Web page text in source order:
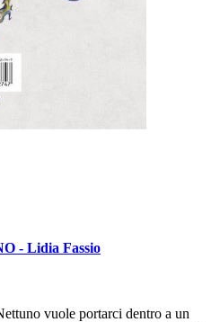
- Lidia Fassio
vuole portarci dentro a un